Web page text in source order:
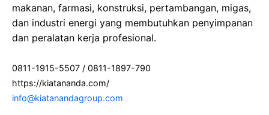
makanan, farmasi, konstruksi, pertambangan, migas,
dan industri energi yang membutuhkan penyimpanan
dan peralatan kerja profesional.
0811-1915-5507 / 0811-1897-790
https://kiatananda.com/
info@kiatanandagroup.com